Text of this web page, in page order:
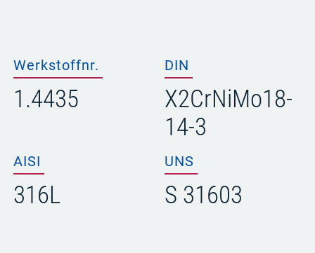
Werkstoffnr.
1.4435
DIN
X2CrNiMo18-
14-3
AISI
316L
UNS
S 31603